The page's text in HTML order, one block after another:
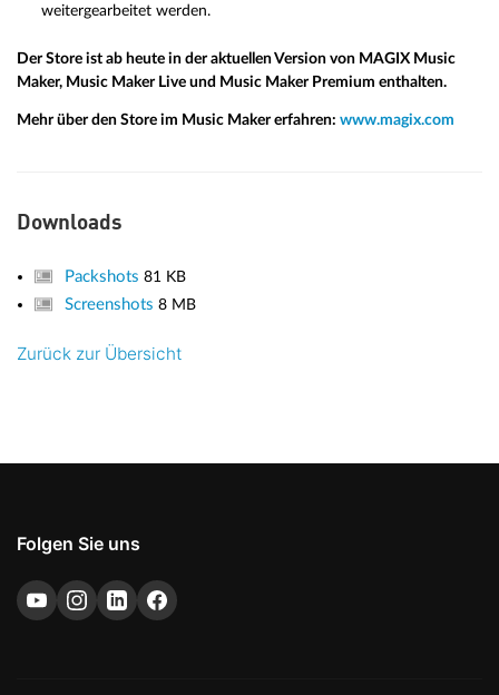
weitergearbeitet werden.
Der Store ist ab heute in der aktuellen Version von MAGIX Music
Maker, Music Maker Live und Music Maker Premium enthalten.
Mehr über den Store im Music Maker erfahren: www.magix.com
Downloads
Packshots81 KB
Screenshots8 MB
Zurück zur Übersicht
Folgen Sie uns